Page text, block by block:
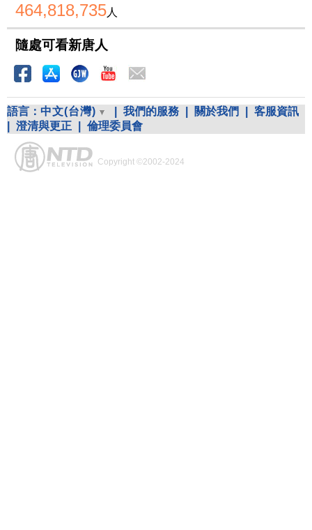
464,818,735人
隨處可看新唐人
語言： 中文(台灣) 我們的服務 關於我們
客服資訊
澄清與更正 倫理委員會
Copyright ©2002-2024